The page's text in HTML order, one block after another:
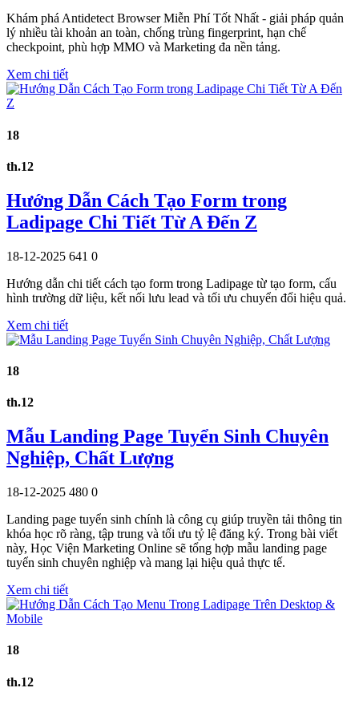
Khám phá Antidetect Browser Miễn Phí Tốt Nhất - giải pháp quản
lý nhiều tài khoản an toàn, chống trùng fingerprint, hạn chế
checkpoint, phù hợp MMO và Marketing đa nền tảng.
Xem chi tiết
18
th.12
Hướng Dẫn Cách Tạo Form trong
Ladipage Chi Tiết Từ A Đến Z
18-12-2025 641 0
Hướng dẫn chi tiết cách tạo form trong Ladipage từ tạo form, cấu
hình trường dữ liệu, kết nối lưu lead và tối ưu chuyển đổi hiệu quả.
Xem chi tiết
18
th.12
Mẫu Landing Page Tuyển Sinh Chuyên
Nghiệp, Chất Lượng
18-12-2025 480 0
Landing page tuyển sinh chính là công cụ giúp truyền tải thông tin
khóa học rõ ràng, tập trung và tối ưu tỷ lệ đăng ký. Trong bài viết
này, Học Viện Marketing Online sẽ tổng hợp mẫu landing page
tuyển sinh chuyên nghiệp và mang lại hiệu quả thực tế.
Xem chi tiết
18
th.12